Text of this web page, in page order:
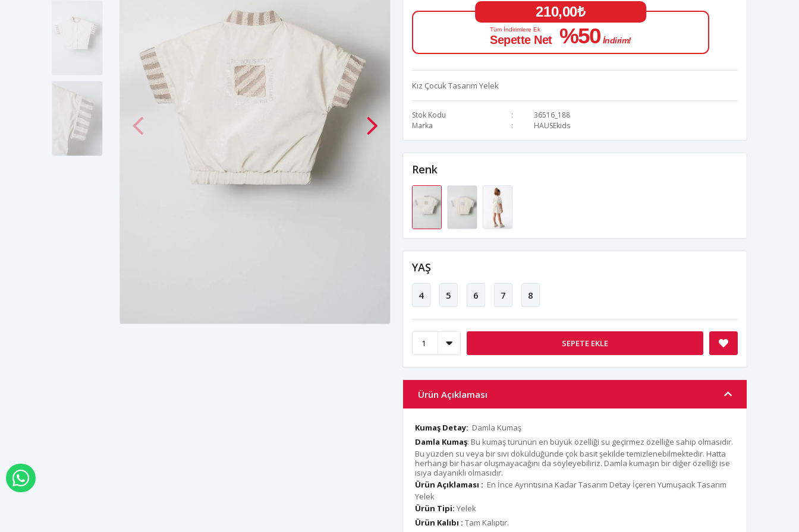
210,00₺
Tüm İndirimlere Ek
Sepette Net %50 İndirim!
Kız Çocuk Tasarım Yelek
Stok Kodu
36516_188
Marka
HAUSEkids
Renk
YAŞ
4 5 6 7 8
SEPETE EKLE
Ürün Açıklaması
Kumaş Detay: Damla Kumaş
Damla Kumaş: Bu kumaş türünün en büyük özelliği su geçirmez özelliğe sahip olmasıdır.
Bu yüzden su veya bir sıvı döküldüğünde çok basit şekilde temizlenebilmektedir. Hatta
herhangi bir hasar oluşmayacağını da söyleyebiliriz. Damla kumaşın bir diğer özelliği ise
ısıya dayanıklı olmasıdır.
Ürün Açıklaması : En İnce Ayrıntısına Kadar Tasarım Detay İçeren Yumuşacık Tasarım
Yelek
Ürün Tipi: Yelek
Ürün Kalıbı : Tam Kalıptır.